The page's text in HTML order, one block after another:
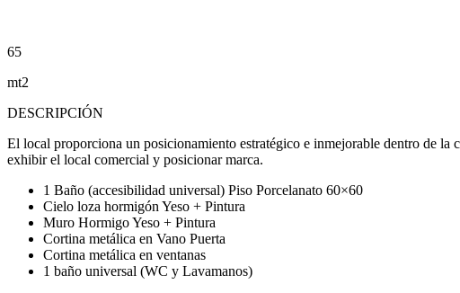
65
mt2
DESCRIPCIÓN
El local proporciona un posicionamiento estratégico e inmejorable dentro de la
exhibir el local comercial y posicionar marca.
1 Baño (accesibilidad universal) Piso Porcelanato 60×60
Cielo loza hormigón Yeso + Pintura
Muro Hormigo Yeso + Pintura
Cortina metálica en Vano Puerta
Cortina metálica en ventanas
1 baño universal (WC y Lavamanos)